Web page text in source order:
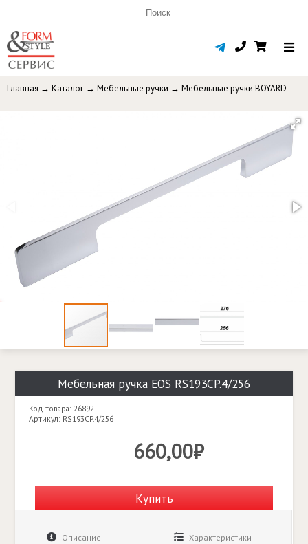
Главная → Каталог → Мебельные ручки → Мебельные ручки BOYARD
Мебельная ручка EOS RS193CP.4/256
Код товара: 26892
Артикул: RS193CP.4/256
660,00₽
Купить
Описание Характеристики